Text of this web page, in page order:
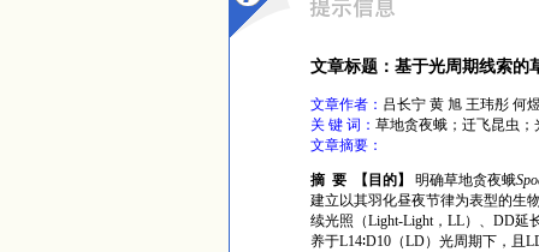
文章标题：基于光周期线索的
文章作者： 吕长宁 黄 旭 王玮彤 何
关 键 词： 草地贪夜蛾；迁飞昆虫
文章摘要：
摘 要 【目的】 明确草地贪夜蛾
建立以其羽化昼夜节律为表型的生
续光照（Light-Light，LL）、DD延
养于L14∶D10（LD）光周期下，且